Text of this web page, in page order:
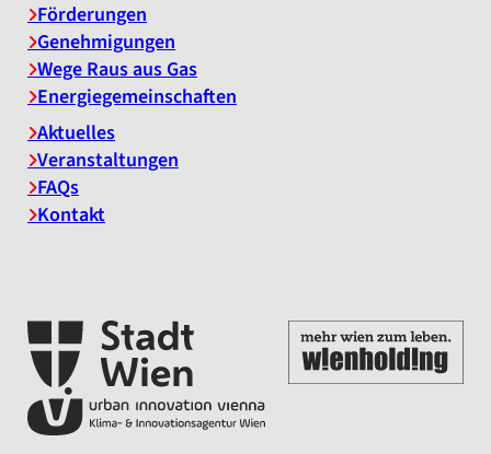
Förderungen
Genehmigungen
Wege Raus aus Gas
Energiegemeinschaften
Aktuelles
Veranstaltungen
FAQs
Kontakt